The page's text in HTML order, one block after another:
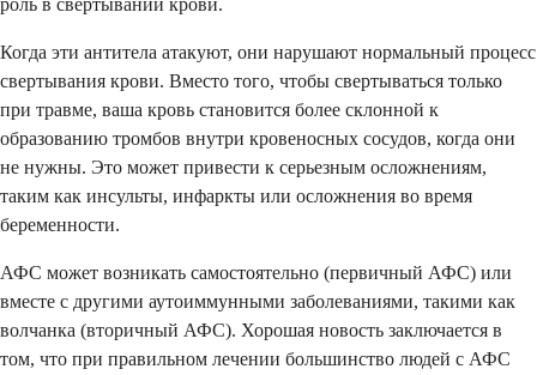
роль в свертывании крови.
Когда эти антитела атакуют, они нарушают нормальный процесс
свертывания крови. Вместо того, чтобы свертываться только
при травме, ваша кровь становится более склонной к
образованию тромбов внутри кровеносных сосудов, когда они
не нужны. Это может привести к серьезным осложнениям,
таким как инсульты, инфаркты или осложнения во время
беременности.
АФС может возникать самостоятельно (первичный АФС) или
вместе с другими аутоиммунными заболеваниями, такими как
волчанка (вторичный АФС). Хорошая новость заключается в
том, что при правильном лечении большинство людей с АФС